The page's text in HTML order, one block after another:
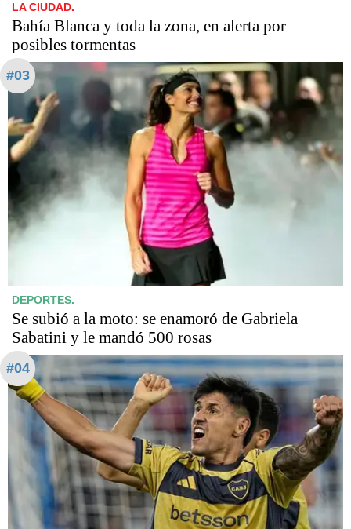
LA CIUDAD.
Bahía Blanca y toda la zona, en alerta por
posibles tormentas
#03
DEPORTES.
Se subió a la moto: se enamoró de Gabriela
Sabatini y le mandó 500 rosas
#04